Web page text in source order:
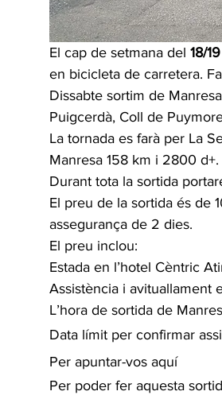
El cap de setmana del 18/
en bicicleta de carretera.
Dissabte sortim de
Puigcerdà, Coll de
La tornada es farà per La
Manresa 158 km i 2800 d+.
Durant tota la sortida
El preu de la sortida és de
assegurança de 2 dies.
El preu inclou:
Estada en l’hotel Cèntric
Assistència i avituallament
L’hora de sortida de
Data límit per confirmar
Per apuntar-vos aquí
Per poder fer aquesta